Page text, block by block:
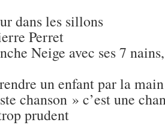
dans les sillons
Perret
Neige avec ses 7
un enfant par la
chanson » c’est une
prudent